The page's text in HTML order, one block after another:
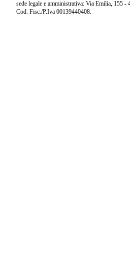
sede legale e amministrativa: Via Emilia, 155 -
Cod. Fisc./P.Iva 00139440408.